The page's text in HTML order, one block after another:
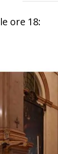
ore 18: